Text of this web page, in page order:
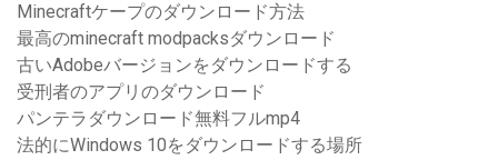
Minecraftケープのダウンロード方法
最高のminecraft modpacksダウンロード
古いAdobeバージョンをダウンロードする
受刑者のアプリのダウンロード
パンテラダウンロード無料フルmp4
法的にWindows 10をダウンロードする場所